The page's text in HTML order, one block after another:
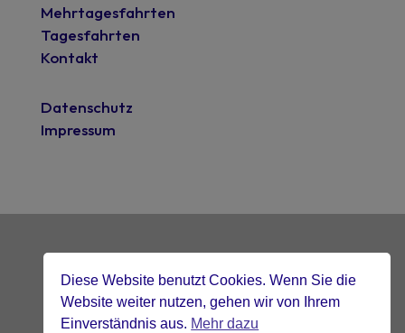
Mehrtagesfahrten
Tagesfahrten
Kontakt
Datenschutz
Impressum
mit blick fürs detail gebaut.visible-design.de
Diese Website benutzt Cookies. Wenn Sie die
Website weiter nutzen, gehen wir von Ihrem
Einverständnis aus. Mehr dazu